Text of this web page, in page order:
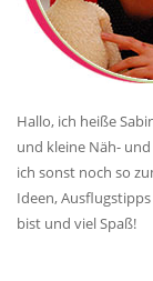
Hallo, ich heiße
und kleine Näh-
ich sonst noch so
Ideen,
bist und viel Spaß!